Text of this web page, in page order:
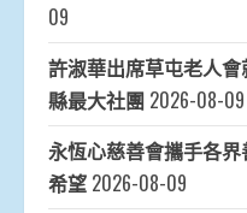
09
許淑華出席草屯老人
縣最大社團 2026-08-09
永恆心慈善會攜手各
希望 2026-08-09